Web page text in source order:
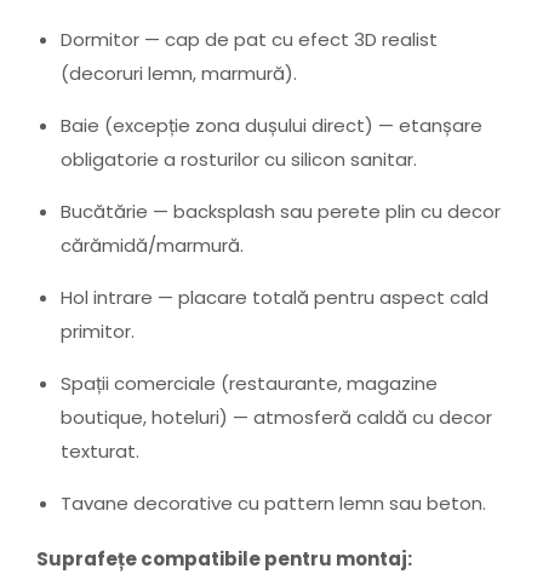
Dormitor — cap de pat cu efect 3D realist
(decoruri lemn, marmură).
Baie (excepție zona dușului direct) — etanșare
obligatorie a rosturilor cu silicon sanitar.
Bucătărie — backsplash sau perete plin cu decor
cărămidă/marmură.
Hol intrare — placare totală pentru aspect cald
primitor.
Spații comerciale (restaurante, magazine
boutique, hoteluri) — atmosferă caldă cu decor
texturat.
Tavane decorative cu pattern lemn sau beton.
Suprafețe compatibile pentru montaj: